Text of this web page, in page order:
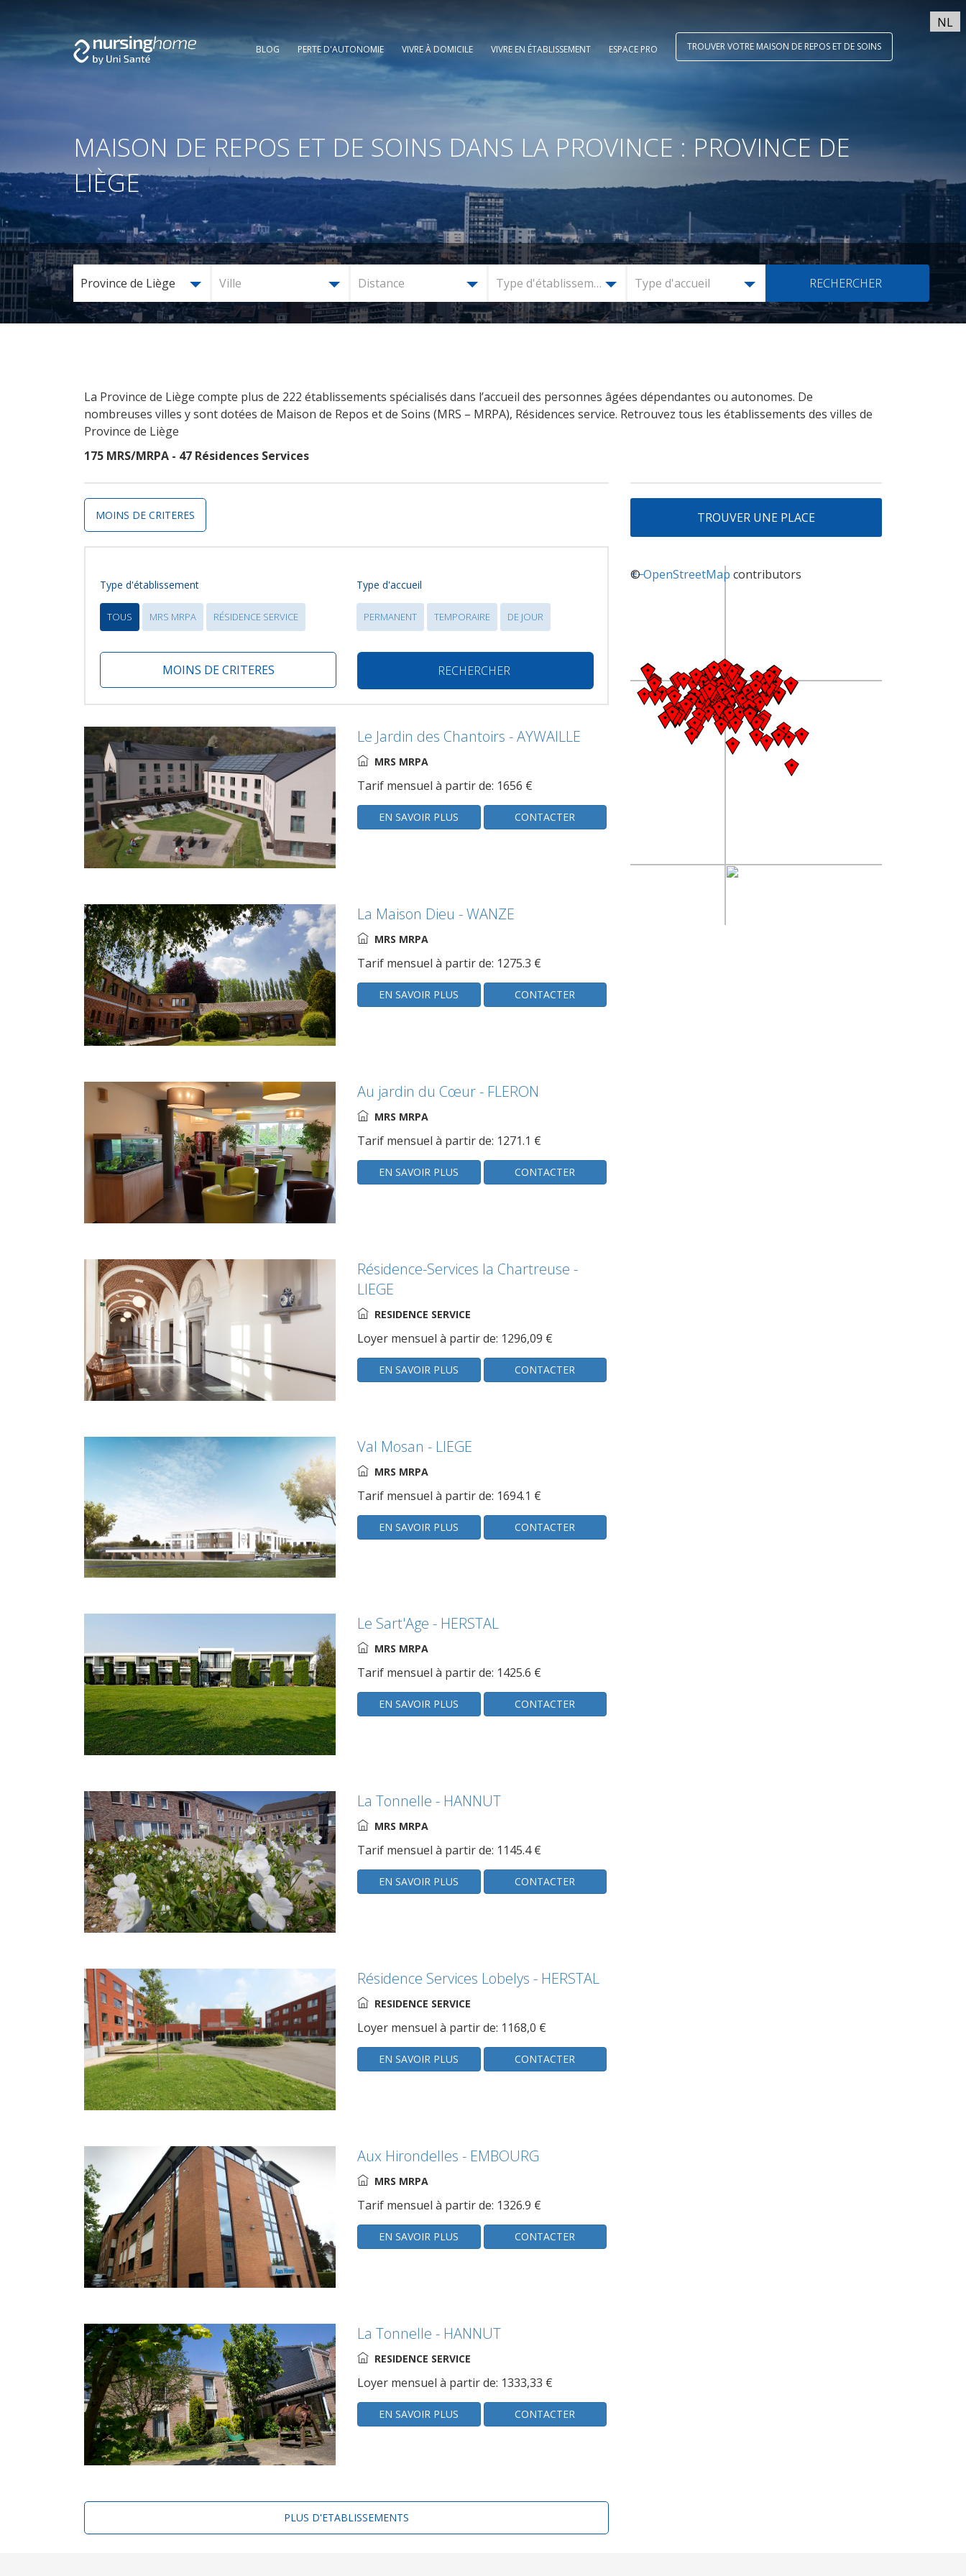
NL
BLOG PERTE D'AUTONOMIE VIVRE À DOMICILE VIVRE EN ÉTABLISSEMENT ESPACE PRO TROUVER VOTRE MAISON DE REPOS ET DE SOINS
MAISON DE REPOS ET DE SOINS DANS LA PROVINCE : PROVINCE DE
LIÈGE
Province de Liège Ville Distance Type d'établissement Type d'accueil RECHERCHER
La Province de Liège compte plus de 222 établissements spécialisés dans l’accueil des personnes âgées dépendantes ou autonomes. De
nombreuses villes y sont dotées de Maison de Repos et de Soins (MRS – MRPA), Résidences service. Retrouvez tous les établissements des villes de
Province de Liège
175 MRS/MRPA - 47 Résidences Services
MOINS DE CRITERES
Type d'établissement
TOUS MRS MRPA RÉSIDENCE SERVICE
Type d'accueil
PERMANENT TEMPORAIRE DE JOUR
RECHERCHER
MOINS DE CRITERES
Le Jardin des Chantoirs - AYWAILLE
MRS MRPA
Tarif mensuel à partir de: 1656 €
EN SAVOIR PLUS CONTACTER
La Maison Dieu - WANZE
MRS MRPA
Tarif mensuel à partir de: 1275.3 €
EN SAVOIR PLUS CONTACTER
Au jardin du Cœur - FLERON
MRS MRPA
Tarif mensuel à partir de: 1271.1 €
EN SAVOIR PLUS CONTACTER
Résidence-Services la Chartreuse -
LIEGE
RESIDENCE SERVICE
Loyer mensuel à partir de: 1296,09 €
EN SAVOIR PLUS CONTACTER
Val Mosan - LIEGE
MRS MRPA
Tarif mensuel à partir de: 1694.1 €
EN SAVOIR PLUS CONTACTER
Le Sart'Age - HERSTAL
MRS MRPA
Tarif mensuel à partir de: 1425.6 €
EN SAVOIR PLUS CONTACTER
La Tonnelle - HANNUT
MRS MRPA
Tarif mensuel à partir de: 1145.4 €
EN SAVOIR PLUS CONTACTER
Résidence Services Lobelys - HERSTAL
RESIDENCE SERVICE
Loyer mensuel à partir de: 1168,0 €
EN SAVOIR PLUS CONTACTER
Aux Hirondelles - EMBOURG
MRS MRPA
Tarif mensuel à partir de: 1326.9 €
EN SAVOIR PLUS CONTACTER
La Tonnelle - HANNUT
RESIDENCE SERVICE
Loyer mensuel à partir de: 1333,33 €
EN SAVOIR PLUS CONTACTER
PLUS D'ETABLISSEMENTS
TROUVER UNE PLACE
+−
©OpenStreetMap contributors